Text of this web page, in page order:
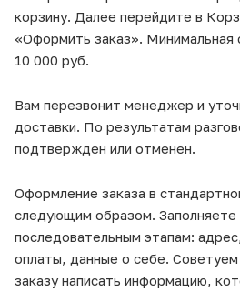
корзину. Далее перейдите в
«Оформить заказ». Минимальная
10 000 руб.
Вам перезвонит менеджер и
доставки. По результатам
подтвержден или отменен.
Оформление заказа в
следующим образом.
последовательным этапам:
оплаты, данные о себе.
заказу написать информацию,